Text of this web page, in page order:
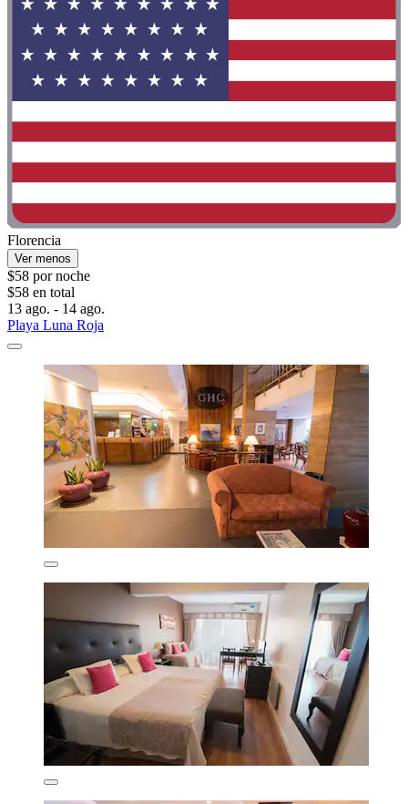
Florencia
Ver menos
$58 por noche
$58 en total
13 ago. - 14 ago.
Playa Luna Roja